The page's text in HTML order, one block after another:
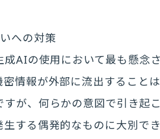
への対策
AIの使用において最も懸念
情報が外部に流出すること
が、何らかの意図で引き起
生する偶発的なものに大別で